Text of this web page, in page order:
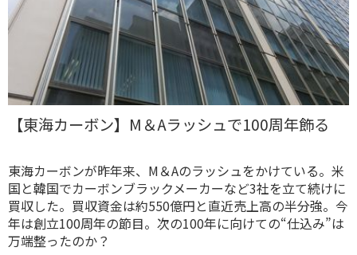
【東海カーボン】M＆Aラッシュで100周年飾る
東海カーボンが昨年来、M＆Aのラッシュをかけている。米
国と韓国でカーボンブラックメーカーなど3社を立て続けに
買収した。買収資金は約550億円と直近売上高の半分強。今
年は創立100周年の節目。次の100年に向けての“仕込み”は
万端整ったのか？